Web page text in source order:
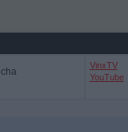
VinxTV
YouTube